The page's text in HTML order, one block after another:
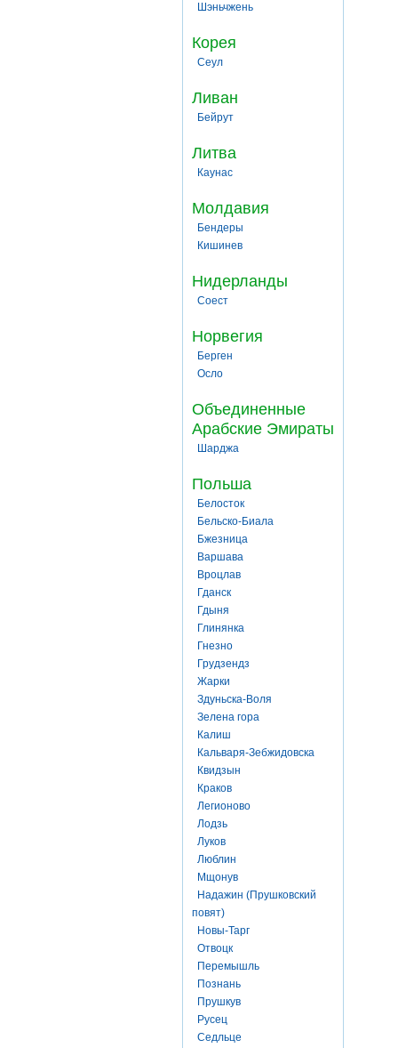
Шэньчжень
Корея
Сеул
Ливан
Бейрут
Литва
Каунас
Молдавия
Бендеры
Кишинев
Нидерланды
Соест
Норвегия
Берген
Осло
Объединенные
Арабские Эмираты
Шарджа
Польша
Белосток
Бельско-Биала
Бжезница
Варшава
Вроцлав
Гданск
Гдыня
Глинянка
Гнезно
Грудзендз
Жарки
Здуньска-Воля
Зелена гора
Калиш
Кальваря-Зебжидовска
Квидзын
Краков
Легионово
Лодзь
Луков
Люблин
Мщонув
Надажин (Прушковский
повят)
Новы-Тарг
Отвоцк
Перемышль
Познань
Прушкув
Русец
Седльце